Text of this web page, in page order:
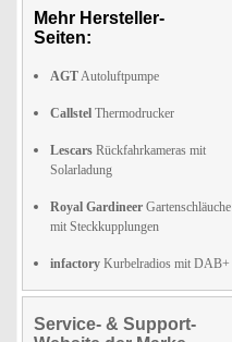
Mehr Hersteller-
Seiten:
AGTAutoluftpumpe
Callstel Thermodrucker
Lescars Rückfahrkameras mit
Solarladung
Royal Gardineer Gartenschläuche
mit Steckkupplungen
infactory Kurbelradios mit DAB+
Service- & Support-